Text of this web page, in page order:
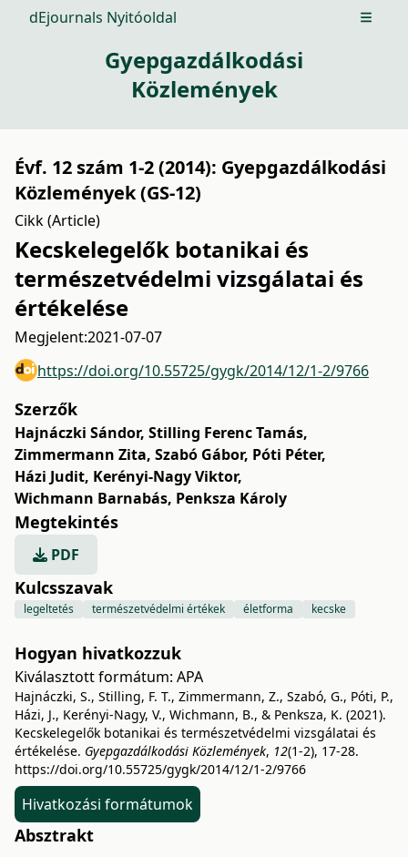
dEjournals Nyitóoldal Open
Gyepgazdálkodási
Közlemények
Évf. 12 szám 1-2 (2014): Gyepgazdálkodási
Közlemények (GS-12)
Cikk (Article)
Kecskelegelők botanikai és
természetvédelmi vizsgálatai és
értékelése
Megjelent:2021-07-07
https://doi.org/10.55725/gygk/2014/12/1-2/9766
Szerzők
Hajnáczki Sándor, Stilling Ferenc Tamás,
Zimmermann Zita, Szabó Gábor, Póti Péter,
Házi Judit, Kerényi-Nagy Viktor,
Wichmann Barnabás, Penksza Károly
Megtekintés
PDF
Kulcsszavak
legeltetés természetvédelmi értékek életforma kecske
Hogyan hivatkozzuk
Kiválasztott formátum: APA
Hajnáczki, S., Stilling, F. T., Zimmermann, Z., Szabó, G., Póti, P.,
Házi, J., Kerényi-Nagy, V., Wichmann, B., & Penksza, K. (2021).
Kecskelegelők botanikai és természetvédelmi vizsgálatai és
értékelése. Gyepgazdálkodási Közlemények, 12(1-2), 17-28.
https://doi.org/10.55725/gygk/2014/12/1-2/9766
Hivatkozási formátumok
Absztrakt